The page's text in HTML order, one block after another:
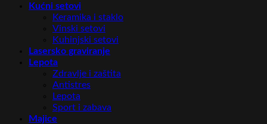
Kućni setovi
Keramika i staklo
Vinski setovi
Kuhinjski setovi
Lasersko graviranje
Lepota
Zdravlje i zaštita
Antistres
Lepota
Sport i zabava
Majice